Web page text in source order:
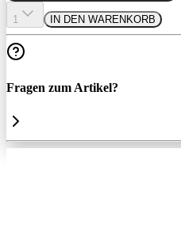
1 IN DEN WARENKORB
Fragen zum Artikel?